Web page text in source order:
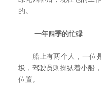
的。
一年四季的忙碌
船上有两个人，一位是
圾，驾驶员则操纵着小船
位置。